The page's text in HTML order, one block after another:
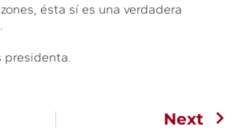
ésta sí es una verdadera
presidenta.
Next